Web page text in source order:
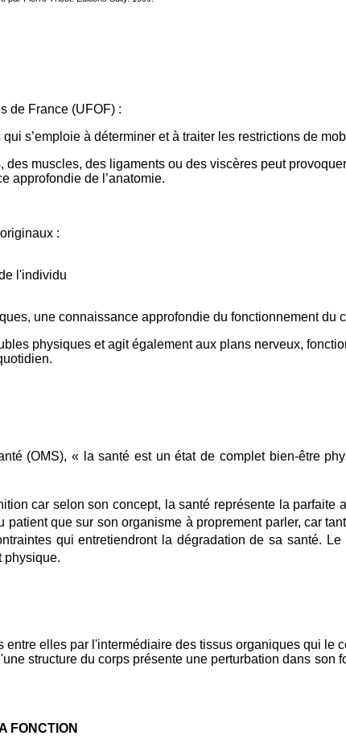
de France (UFOF) :
s’emploie à déterminer et à traiter les restrictions de
muscles, des ligaments ou des viscères peut
approfondie de l’anatomie.
:
l'individu
une connaissance approfondie du fonctionnement du
physiques et agit également aux plans nerveux,
(OMS), « la santé est un état de complet bien-être
car selon son concept, la santé représente la
patient que sur son organisme à proprement parler, car
qui entretiendront la dégradation de sa santé.
physique.
entre elles par l'intermédiaire des tissus organiques qui
structure du corps présente une perturbation dans
FONCTION